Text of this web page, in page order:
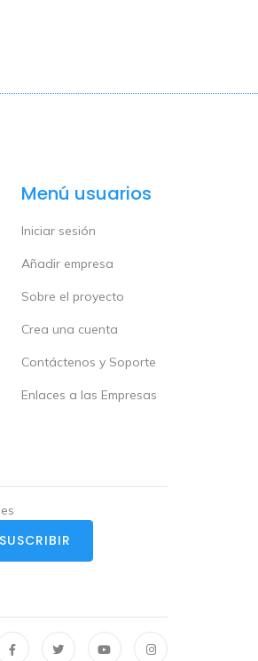
Menú usuarios
Iniciar sesión
Añadir empresa
Sobre el proyecto
Crea una cuenta
Contáctenos y Soporte
Enlaces a las Empresas
SUSCRIBIR